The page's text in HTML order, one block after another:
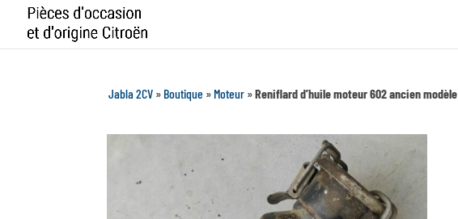
Jabla 2CV » Boutique » Moteur »Reniflard d’huile moteur 602 ancien modèle